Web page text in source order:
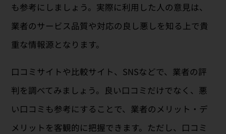
も参考にしましょう。実際に利用した人の意見は、
業者のサービス品質や対応の良し悪しを知る上で貴
重な情報源となります。
口コミサイトや比較サイト、SNSなどで、業者の評
判を調べてみましょう。良い口コミだけでなく、悪
い口コミも参考にすることで、業者のメリット・デ
メリットを客観的に把握できます。ただし、口コミ